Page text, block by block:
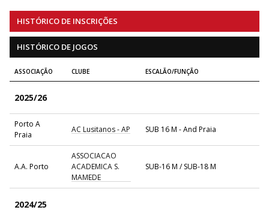
HISTÓRICO DE INSCRIÇÕES
HISTÓRICO DE JOGOS
ASSOCIAÇÃO CLUBE ESCALÃO/FUNÇÃO
2025/26
Porto A
Praia
AC Lusitanos - AP SUB 16 M - And Praia
A.A. Porto
ASSOCIACAO
ACADEMICA S.
MAMEDE
SUB-16 M / SUB-18 M
2024/25